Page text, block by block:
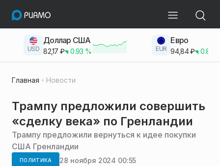
USD
Доллар США
82,17 ₽ 0.93 % EUR
Евро
94,84₽ 0.83
Главная Новости
Трампу предложили совершить
«сделку века» по Гренландии
Трампу предложили вернуться к идее покупки
США Гренландии
ПОЛИТИКА 28 ноября 2024 00:55